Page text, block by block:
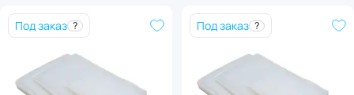
Под заказ ? Под заказ ?